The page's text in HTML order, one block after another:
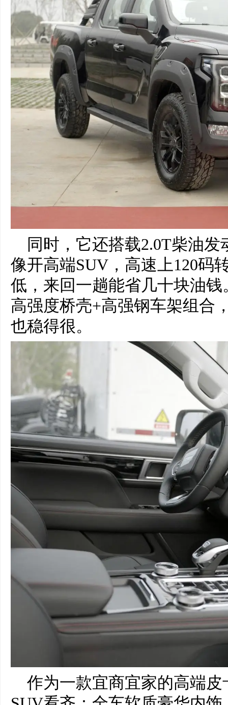
同时，它还搭载2.0T柴油
像开高端SUV，高速上120码
低，来回一趟能省几十块油钱
高强度桥壳+高强钢车架组合
也稳得很。
作为一款宜商宜家的高端